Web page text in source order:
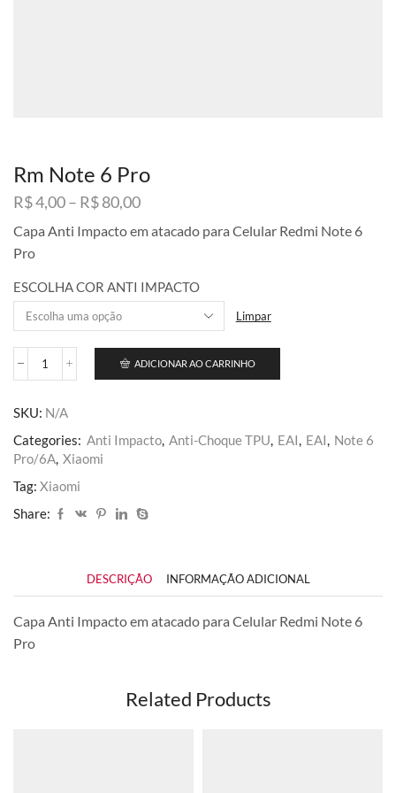
Rm Note 6 Pro
R$4,00– R$80,00Faixa
preço:
R$ 80,00
Capa Anti Impacto em atacado para Celular Redmi Note 6
Pro
ESCOLHA COR ANTI IMPACTO
Limpar
Rm
Pro
quantidade
ADICIONAR AO CARRINHO
SKU: N/A
Categories: Anti Impacto, Anti-Choque TPU, EAI, EAI, Note 6
Pro/6A, Xiaomi
Tag: Xiaomi
Share:
DESCRIÇÃO INFORMAÇÃO ADICIONAL
Capa Anti Impacto em atacado para Celular Redmi Note 6
Pro
Related Products